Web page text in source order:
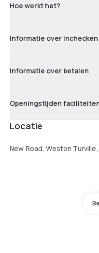
Hoe werkt het?
Informatie over inchecken
Informatie over betalen
Openingstijden
Locatie
New Road, Weston